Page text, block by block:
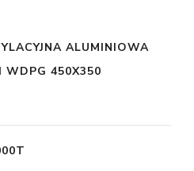
ALUMINIOWA
WDPG 450X350